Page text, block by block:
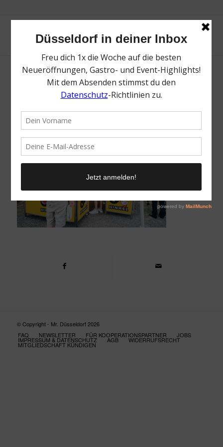
DSC_2733
17. Juni 2022 /
© Copyright - Mr. Düsseldorf 2026
FAQ
NEWSLETTER FÜR KOOPERATIONSPARTNER JOBS
IMPRESSUM & DATENSCHUTZ AGB WIDERRUFSRECHT
MITGLIEDSCHAFT KÜNDIGEN